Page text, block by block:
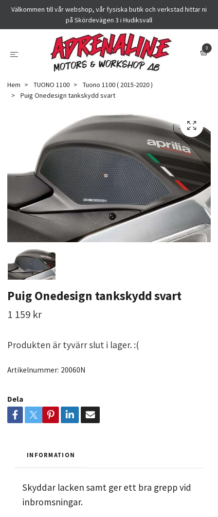
Välkommen till vår webshop, vår fysiska butik och verkstad hittar ni
på Skördevägen 3 i Hudiksvall
0
Hem TUONO 1100
Tuono 1100 ( 2015-2020 )
Puig Onedesign tankskydd svart
Puig Onedesign tankskydd svart
1 159 kr
Produkten är tyvärr slut i lager. :(
Artikelnummer: 20060N
Dela
INFORMATION
Skyddar lacken samt ger ett bra grepp vid
inbromsningar.